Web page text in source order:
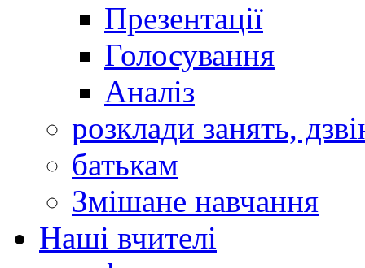
Презентації
Голосування
Аналіз
розклади занять,
батькам
Змішане навчання
Наші вчителі